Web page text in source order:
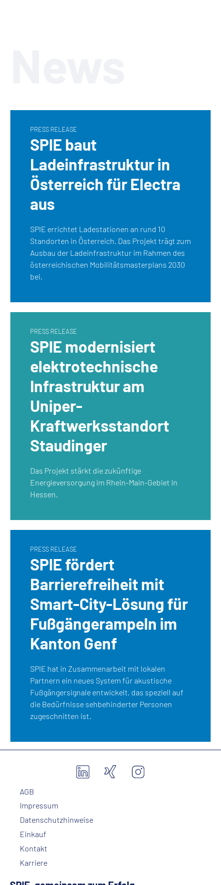
PRESS RELEASE
SPIE baut
Ladeinfrastruktur in
Österreich für Electra
aus
SPIE errichtet Ladestationen an rund 10
Standorten in Österreich. Das Projekt trägt zum
Ausbau der Ladeinfrastruktur im Rahmen des
österreichischen Mobilitätsmasterplans 2030
bei.
PRESS RELEASE
SPIE modernisiert
elektrotechnische
Infrastruktur am
Uniper-
Kraftwerksstandort
Staudinger
Das Projekt stärkt die zukünftige
Energieversorgung im Rhein-Main-Gebiet in
Hessen.
PRESS RELEASE
SPIE fördert
Barrierefreiheit mit
Smart-City-Lösung für
Fußgängerampeln im
Kanton Genf
SPIE hat in Zusammenarbeit mit lokalen
Partnern ein neues System für akustische
Fußgängersignale entwickelt, das speziell auf
die Bedürfnisse sehbehinderter Personen
zugeschnitten ist.
AGB
Impressum
Datenschutzhinweise
Einkauf
Kontakt
Karriere